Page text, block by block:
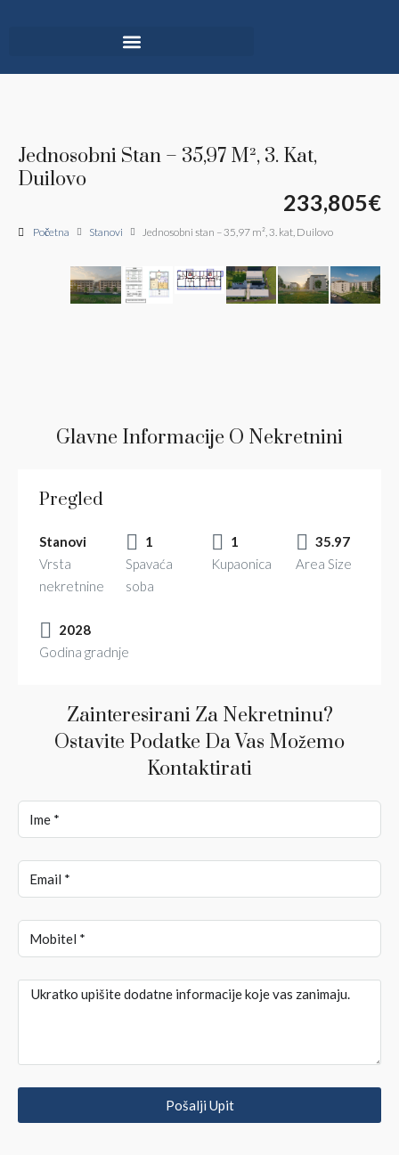
Jednosobni Stan – 35,97 M², 3. Kat,
Duilovo
233,805€
Početna Stanovi Jednosobni stan – 35,97 m², 3. kat, Duilovo
Glavne Informacije O Nekretnini
Pregled
Stanovi
Vrsta
nekretnine
1
Spavaća
soba
1
Kupaonica
35.97
Area Size
2028
Godina gradnje
Zainteresirani Za Nekretninu?
Ostavite Podatke Da Vas Možemo
Kontaktirati
Pošalji Upit